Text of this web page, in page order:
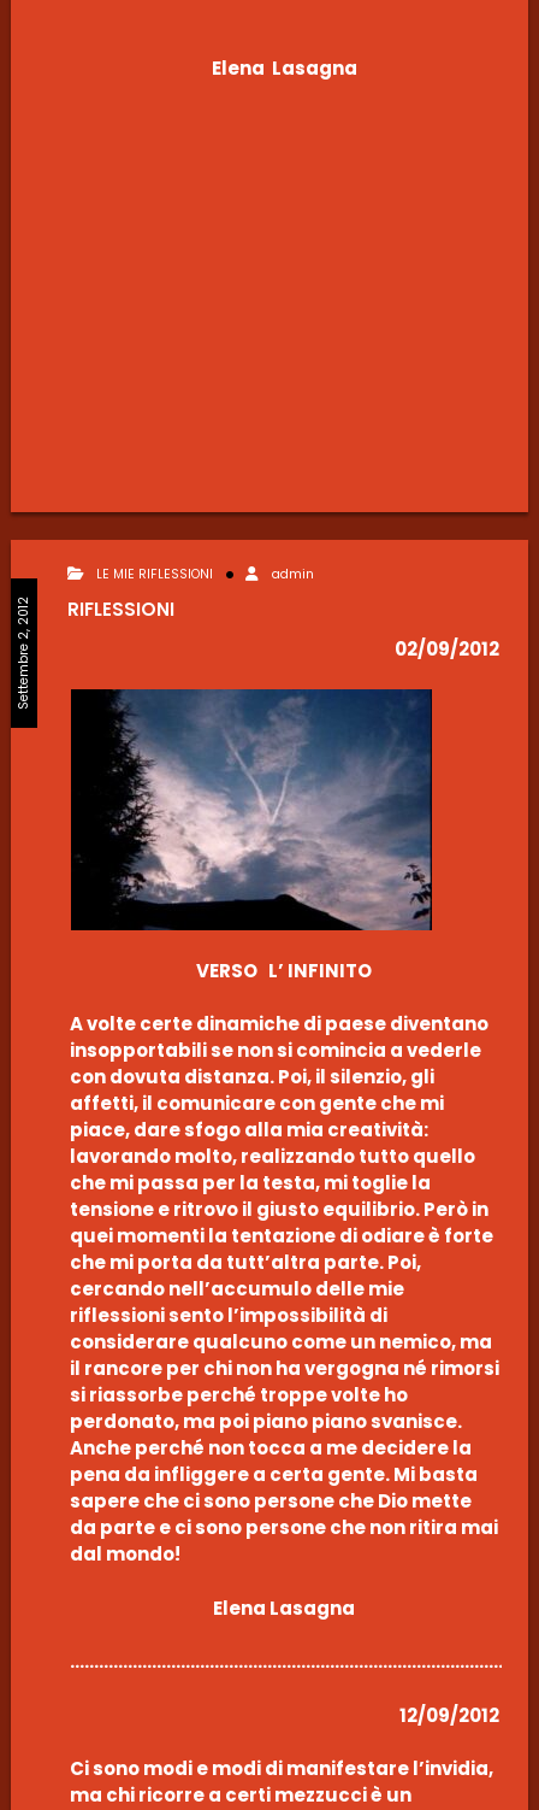
Elena Lasagna
Settembre 2, 2012
LE MIE RIFLESSIONI admin
RIFLESSIONI
02/09/2012
VERSO L’ INFINITO
A volte certe dinamiche di paese diventano
insopportabili se non si comincia a vederle
con dovuta distanza. Poi, il silenzio, gli
affetti, il comunicare con gente che mi
piace, dare sfogo alla mia creatività:
lavorando molto, realizzando tutto quello
che mi passa per la testa, mi toglie la
tensione e ritrovo il giusto equilibrio. Però in
quei momenti la tentazione di odiare è forte
che mi porta da tutt’altra parte. Poi,
cercando nell’accumulo delle mie
riflessioni sento l’impossibilità di
considerare qualcuno come un nemico, ma
il rancore per chi non ha vergogna né rimorsi
si riassorbe perché troppe volte ho
perdonato, ma poi piano piano svanisce.
Anche perché non tocca a me decidere la
pena da infliggere a certa gente. Mi basta
sapere che ci sono persone che Dio mette
da parte e ci sono persone che non ritira mai
dal mondo!
Elena Lasagna
12/09/2012
Ci sono modi e modi di manifestare l’invidia,
ma chi ricorre a certi mezzucci è un